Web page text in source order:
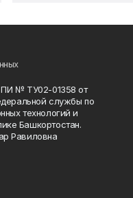
ПИ № ТУ02-01358 от
службы по
технологий и
Башкортостан.
Равиловна